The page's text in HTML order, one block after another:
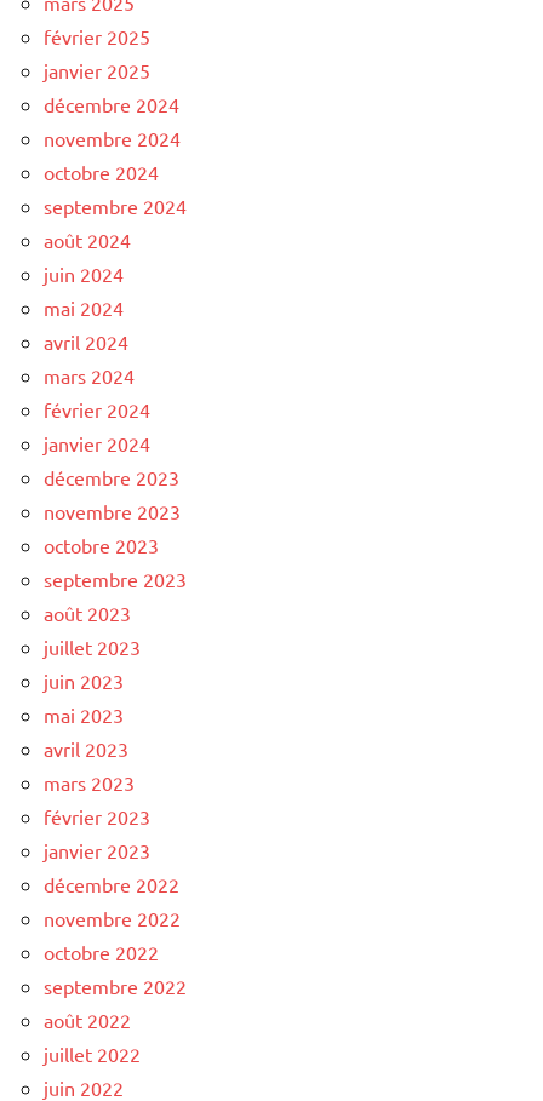
février 2025
janvier 2025
décembre 2024
novembre 2024
octobre 2024
septembre 2024
août 2024
juin 2024
mai 2024
avril 2024
mars 2024
février 2024
janvier 2024
décembre 2023
novembre 2023
octobre 2023
septembre 2023
août 2023
juillet 2023
juin 2023
mai 2023
avril 2023
mars 2023
février 2023
janvier 2023
décembre 2022
novembre 2022
octobre 2022
septembre 2022
août 2022
juillet 2022
juin 2022